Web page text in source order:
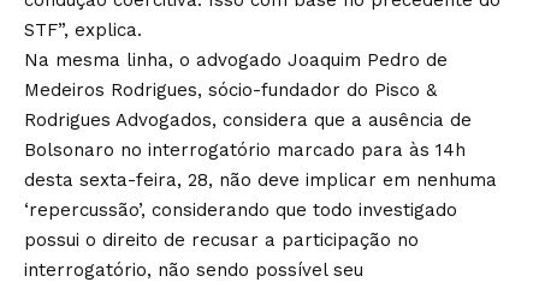
STF”, explica.
Na mesma linha, o advogado Joaquim Pedro de
Medeiros Rodrigues, sócio-fundador do Pisco &
Rodrigues Advogados, considera que a ausência de
Bolsonaro no interrogatório marcado para às 14h
desta sexta-feira, 28, não deve implicar em nenhuma
‘repercussão’, considerando que todo investigado
possui o direito de recusar a participação no
interrogatório, não sendo possível seu